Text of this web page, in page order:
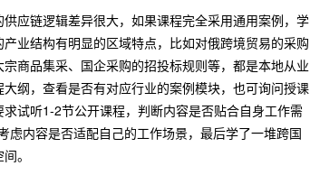
应链逻辑差异很大，如果课程完全采用通用案例，学
业结构有明显的区域特点，比如对俄跨境贸易的采购
商品集采、国企采购的招投标规则等，都是本地从业
纲，查看是否有对应行业的案例模块，也可询问授课
试听1-2节公开课程，判断内容是否贴合自身工作需
虑内容是否适配自己的工作场景，最后学了一堆跨国
。